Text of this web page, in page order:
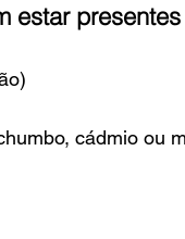
estar
cádmio ou